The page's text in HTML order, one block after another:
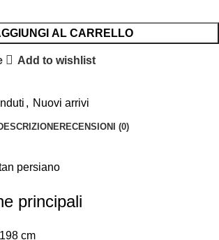
AL CARRELLO
Add to wishlist
, Nuovi arrivi
RECENSIONI (0)
persiano
principali
cm